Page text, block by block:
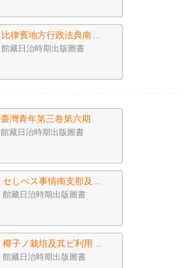
比律賓地方行政法典南 ...
館藏日治時期出版圖書
臺灣青年第三卷第六期
館藏日治時期出版圖書
セしべス事情南支那及 ...
館藏日治時期出版圖書
椰子ノ栽培及其ビ利用 ...
館藏日治時期出版圖書